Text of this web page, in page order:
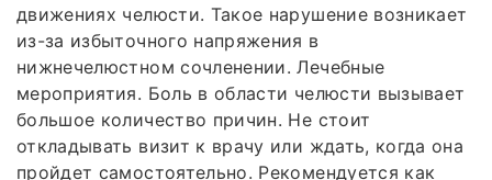
движениях челюсти. Такое нарушение возникает
из-за избыточного напряжения в
нижнечелюстном сочленении. Лечебные
мероприятия. Боль в области челюсти вызывает
большое количество причин. Не стоит
откладывать визит к врачу или ждать, когда она
пройдет самостоятельно. Рекомендуется как